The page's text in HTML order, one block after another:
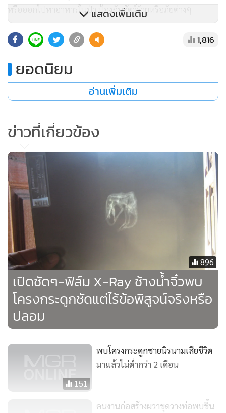
หรือออกไปหาอาหารในป่า ป้องกันสัตว์ร้ายหรือภัยต่างๆ
ก่อนหน้านี้ เมื่อประมาณ 5-6 เดือน ได้มีพระสงฆ์ชาวกะเหรี่ยง
มาให้ดูและบอกว่าเวลาเดินธุดงค์นั้นหากมีช้างน้ำไว้กับตัวจะไม่
เกิดอันตราย และเคยมีการนำช้างน้ำจากรัฐกะเหรี่ยงฝั่งพม่า มา
ติดต่อขายให้ชาวไทยที่ชายแดน อ.แม่สอด จ.ตาก ในราคาเชือก
แสดงเพิ่มเติม
1,816
ยอดนิยม
อ่านเพิ่มเติม
ข่าวที่เกี่ยวข้อง
896
เปิดชัดๆ-ฟิล์ม X-Ray ช้างน้ำจิ๋วพบ
โครงกระดูกชัดแต่ไร้ข้อพิสูจน์จริงหรือ
ปลอม
151
พบโครงกระดูกชายนิรนามเสียชีวิต
มาแล้วไม่ต่ำกว่า 2 เดือน
คนงานก่อสร้างผวาขุดวางท่อพบชิ้น